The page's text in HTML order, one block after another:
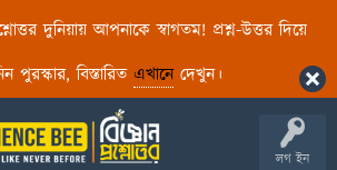
দুনিয়ায় আপনাকে স্বাগতম! প্রশ্ন-উত্তর দিয়ে
পুরস্কার, বিস্তারিত এখানেদেখুন।
লগ ইন